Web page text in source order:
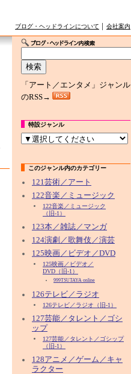
ブログ・ヘッドラインについて 会社案内
「アート／エンタメ」ジャンル
のRSS→
特設ジャンル
このジャンル内のカテゴリー
121芸術／アート
122音楽／ミュージック
122音楽／ミュージック
（旧-1）
123本／雑誌／マンガ
124演劇／歌舞伎／演芸
125映画／ビデオ／DVD
125映画／ビデオ／
DVD（旧-1）
999TSUTAYA online
126テレビ／ラジオ
126テレビ／ラジオ（旧-1）
127芸能／タレント／ゴシ
ップ
127芸能／タレント／ゴシップ
（旧-1）
128アニメ／ゲーム／キャ
ラクター